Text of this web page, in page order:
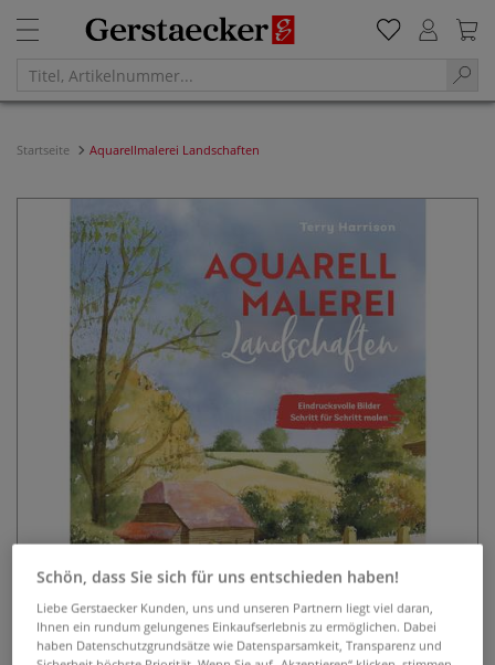
Startseite Aquarellmalerei Landschaften
Schön, dass Sie sich für uns entschieden haben!
Liebe Gerstaecker Kunden, uns und unseren Partnern liegt viel daran,
Ihnen ein rundum gelungenes Einkaufserlebnis zu ermöglichen. Dabei
haben Datenschutzgrundsätze wie Datensparsamkeit, Transparenz und